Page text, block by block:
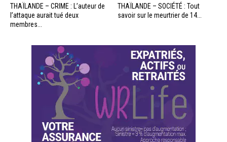
THAÏLANDE – CRIME : L’auteur de
l’attaque aurait tué deux
membres...
THAÏLANDE – SOCIÉTÉ : Tout
savoir sur le meurtrier de 14...